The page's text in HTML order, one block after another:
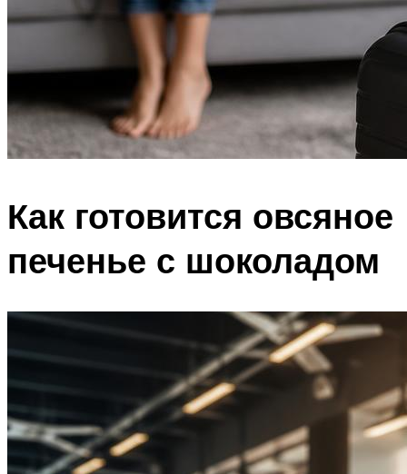
Как готовится овсяное
печенье с шоколадом